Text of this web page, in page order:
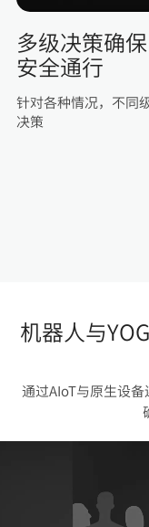
多级决策确保
安全通行
针对各种情况，不同
决策
机器人与
通过AIoT与原生设